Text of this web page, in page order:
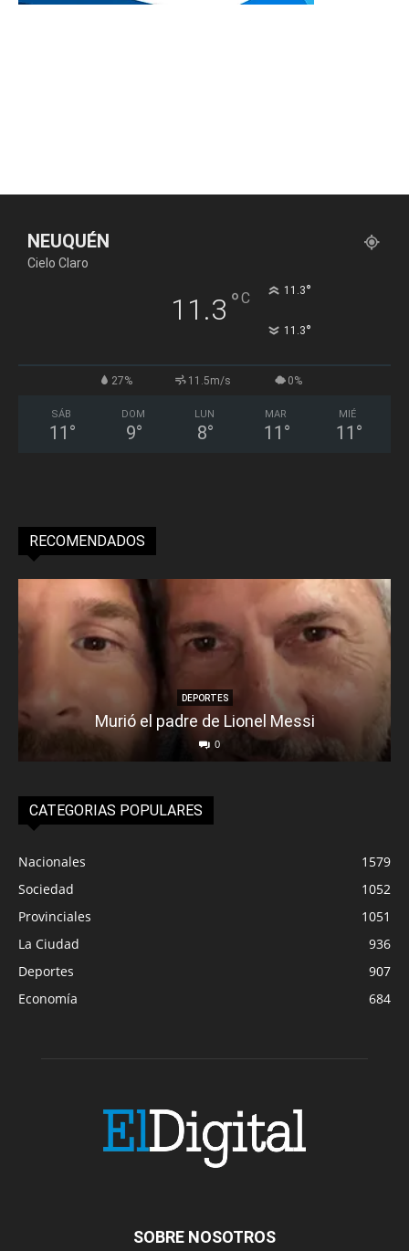
NEUQUÉN
Cielo Claro
11.3 °C 11.3°
11.3°
27% 11.5m/s 0%
SÁB
11 °
DOM
9°
LUN
8°
MAR
11 °
MIÉ
11 °
RECOMENDADOS
DEPORTES
Murió el padre de Lionel Messi
0
CATEGORIAS POPULARES
Nacionales
1579
Sociedad
1052
Provinciales
1051
La Ciudad
936
Deportes
907
Economía
684
SOBRE NOSOTROS